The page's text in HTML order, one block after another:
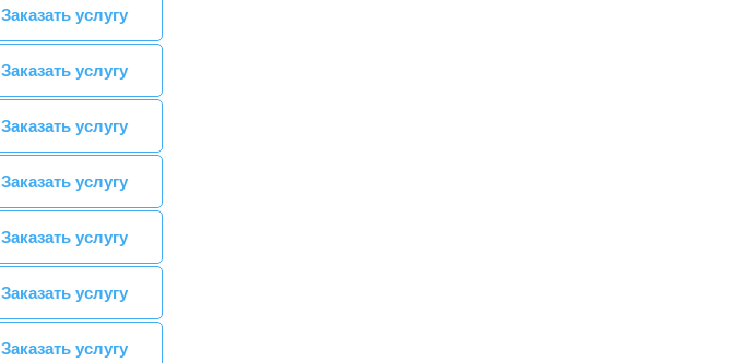
Заказать услугу
Заказать услугу
Заказать услугу
Заказать услугу
Заказать услугу
Заказать услугу
Заказать услугу
Заказать услугу
Заказать услугу
Заказать услугу
Заказать услугу
Заказать услугу
Заказать услугу
Заказать услугу